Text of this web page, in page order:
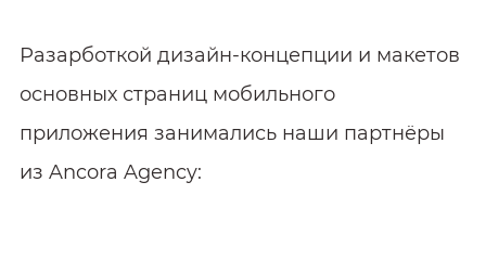
Разарботкой дизайн-концепции и макетов
основных страниц мобильного
приложения занимались наши партнёры
из Ancora Agency: